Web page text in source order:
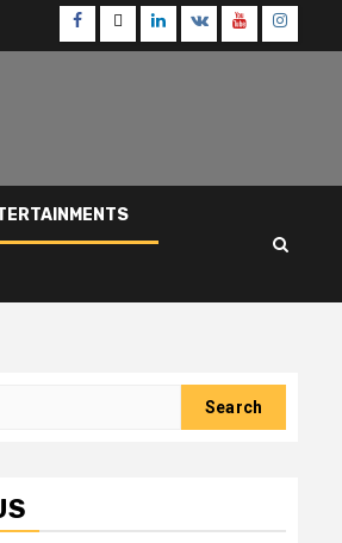
Facebook
TwitterLinkedin
VK Youtube